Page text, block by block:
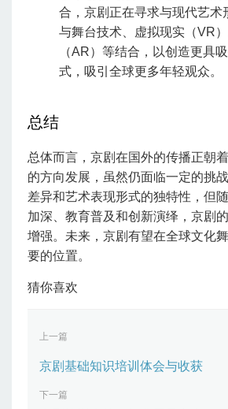
合，京剧正在寻求与现代艺术
与舞台技术、虚拟现实（VR
（AR）等结合，以创造更具
式，吸引全球更多年轻观众。
总结
总体而言，京剧在国外的传播正朝
的方向发展，虽然仍面临一定的挑
差异和艺术表现形式的独特性，但
加深、教育普及和创新演绎，京剧
增强。未来，京剧有望在全球文化
要的位置。
猜你喜欢
上一篇
京剧基础知识培训体会与收获
下一篇